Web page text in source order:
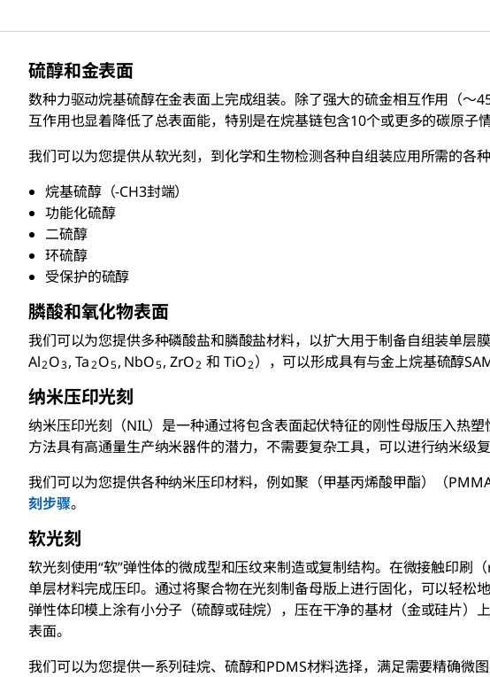
硫醇和金表面
数种力驱动烷基硫醇在金表面上完成组装。除了强大的硫金相互作用（
互作用也显着降低了总表面能，特别是在烷基链包含10个或更多的碳原子情
我们可以为您提供从软光刻，到化学和生物检测各种自组装应用所需的各
烷基硫醇（-CH3封端）
功能化硫醇
二硫醇
环硫醇
受保护的硫醇
膦酸和氧化物表面
我们可以为您提供多种磷酸盐和膦酸盐材料，以扩大用于制备自组装单层
Al2O3, Ta2O5, NbO5, ZrO2 和 TiO2），可以形成具有与金上烷基硫醇
纳米压印光刻
纳米压印光刻（NIL）是一种通过将包含表面起伏特征的刚性母版压入热
方法具有高通量生产纳米器件的潜力，不需要复杂工具，可以进行纳米级复
我们可以为您提供各种纳米压印材料，例如聚（甲基丙烯酸甲酯）（
刻步骤。
软光刻
软光刻使用“软”弹性体的微成型和压纹来制造或复制结构。在微接触印刷
单层材料完成压印。通过将聚合物在光刻制备母版上进行固化，可以轻松
弹性体印模上涂有小分子（硫醇或硅烷），压在干净的基材（金或硅片
表面。
我们可以为您提供一系列硅烷、硫醇和PDMS材料选择，满足需要精确微图